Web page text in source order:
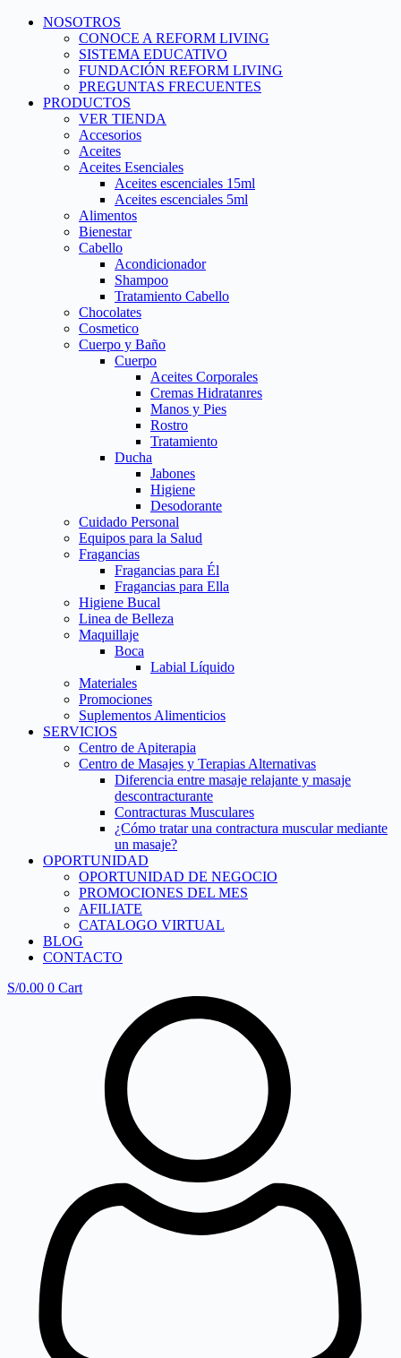
NOSOTROS
CONOCE A REFORM LIVING
SISTEMA EDUCATIVO
FUNDACIÓN REFORM LIVING
PREGUNTAS FRECUENTES
PRODUCTOS
VER TIENDA
Accesorios
Aceites
Aceites Esenciales
Aceites escenciales 15ml
Aceites escenciales 5ml
Alimentos
Bienestar
Cabello
Acondicionador
Shampoo
Tratamiento Cabello
Chocolates
Cosmetico
Cuerpo y Baño
Cuerpo
Aceites Corporales
Cremas Hidratanres
Manos y Pies
Rostro
Tratamiento
Ducha
Jabones
Higiene
Desodorante
Cuidado Personal
Equipos para la Salud
Fragancias
Fragancias para Él
Fragancias para Ella
Higiene Bucal
Linea de Belleza
Maquillaje
Boca
Labial Líquido
Materiales
Promociones
Suplementos Alimenticios
SERVICIOS
Centro de Apiterapia
Centro de Masajes y Terapias Alternativas
Diferencia entre masaje relajante y masaje
descontracturante
Contracturas Musculares
¿Cómo tratar una contractura muscular mediante
un masaje?
OPORTUNIDAD
OPORTUNIDAD DE NEGOCIO
PROMOCIONES DEL MES
AFILIATE
CATALOGO VIRTUAL
BLOG
CONTACTO
S/0.00 0 Cart